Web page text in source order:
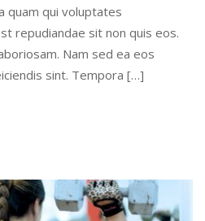
quam qui voluptates
repudiandae sit non quis eos.
Nam sed ea eos
sint. Tempora […]